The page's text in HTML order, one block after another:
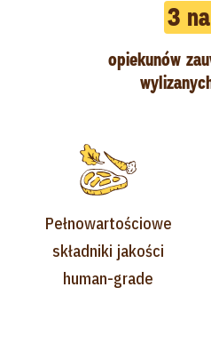
Pełnowartościowe
składniki jakości
human-grade
3
opiekunów